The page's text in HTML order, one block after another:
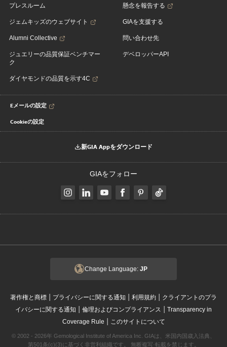
プレスルーム
ジェムキッズのウェブサイト
Alumni Collective
ジュエリーの品質保証ベンチマー
ク
ダイヤモンドの品質を示す4C
懸念を報告する
GIAを支援する
問い合わせ先
デベロッパーAPI
Eメールの設定
Cookieの設定
新GIA Appをダウンロード
GIAをフォロー
Change Language: JP
著作権と商標 | プライバシーに関する通知 | 利用規約 | クライアントのプラ
イバシーに関する通知 | 倫理およびコンプライアンス | Transparency in
Coverage Rule | このサイトについて
© 2002 - 2026年 Gemological Institute of America Inc. GIAは、米国内国歳入法典、
第501条(c)(3)に基づく非営利組織です。 無断複写·転載を禁じます。